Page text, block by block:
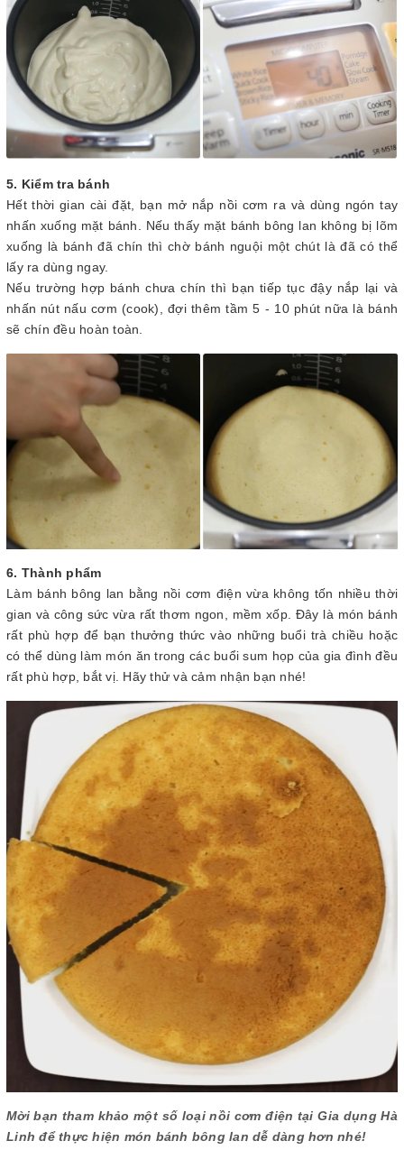
5. Kiểm tra bánh
Hết thời gian cài đặt, bạn mở nắp nồi cơm ra và dùng ngón tay
nhấn xuống mặt bánh. Nếu thấy mặt bánh bông lan không bị lõm
xuống là bánh đã chín thì chờ bánh nguội một chút là đã có thể
lấy ra dùng ngay.
Nếu trường hợp bánh chưa chín thì bạn tiếp tục đậy nắp lại và
nhấn nút nấu cơm (cook), đợi thêm tầm 5 - 10 phút nữa là bánh
sẽ chín đều hoàn toàn.
6. Thành phẩm
Làm bánh bông lan bằng nồi cơm điện vừa không tốn nhiều thời
gian và công sức vừa rất thơm ngon, mềm xốp. Đây là món bánh
rất phù hợp để bạn thưởng thức vào những buổi trà chiều hoặc
có thể dùng làm món ăn trong các buổi sum họp của gia đình đều
rất phù hợp, bắt vị. Hãy thử và cảm nhận bạn nhé!
Mời bạn tham khảo một số loại nồi cơm điện tại Gia dụng Hà
Linh để thực hiện món bánh bông lan dễ dàng hơn nhé!